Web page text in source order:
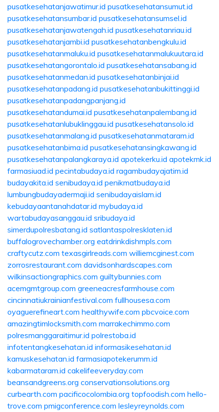
pusatkesehatanjawatimur.id pusatkesehatansumut.id
pusatkesehatansumbar.id pusatkesehatansumsel.id
pusatkesehatanjawatengah.id pusatkesehatanriau.id
pusatkesehatanjambi.id pusatkesehatanbengkulu.id
pusatkesehatanmaluku.id pusatkesehatanmalukuutara.id
pusatkesehatangorontalo.id pusatkesehatansabang.id
pusatkesehatanmedan.id pusatkesehatanbinjai.id
pusatkesehatanpadang.id pusatkesehatanbukittinggi.id
pusatkesehatanpadangpanjang.id
pusatkesehatandumai.id pusatkesehatanpalembang.id
pusatkesehatanlubuklinggau.id pusatkesehatansolo.id
pusatkesehatanmalang.id pusatkesehatanmataram.id
pusatkesehatanbima.id pusatkesehatansingkawang.id
pusatkesehatanpalangkaraya.id apotekerku.id apotekmk.id
farmasiuad.id pecintabudaya.id ragambudayajatim.id
budayakita.id senibudaya.id penikmatbudaya.id
lumbungbudayadermaji.id senibudayaislam.id
kebudayaantanahdatar.id mybudaya.id
wartabudayasanggau.id sribudaya.id
simerdupolresbatang.id satlantaspolresklaten.id
buffalogrovechamber.org eatdrinkdishmpls.com
craftycutz.com texasgirlreads.com williemcginest.com
zorrosrestaurant.com davidsonhardscapes.com
wilkinsactiongraphics.com guiltybunnies.com
acemgmtgroup.com greeneacresfarmhouse.com
cincinnatiukrainianfestival.com fullhousesa.com
oyaguerefineart.com healthywife.com pbcvoice.com
amazingtimlocksmith.com marrakechimmo.com
polresmanggaraitimur.id polrestoba.id
infotentangkesehatan.id informasikesehatan.id
kamuskesehatan.id farmasiapotekerumm.id
kabarmataram.id cakelifeeveryday.com
beansandgreens.org conservationsolutions.org
curbearth.com pacificocolombia.org topfoodish.com hello-
trove.com pmigconference.com lesleyreynolds.com